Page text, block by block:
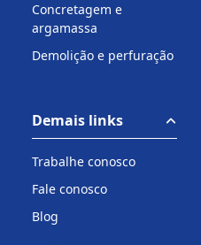
Concretagem e
argamassa
Demolição e perfuração
Demais links
Trabalhe conosco
Fale conosco
Blog